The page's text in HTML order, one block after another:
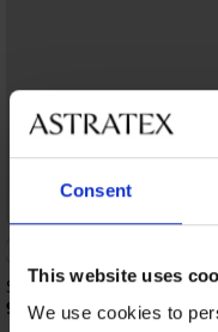
Consent
This website uses
We use cookies to
Simplicity T-Shirt Bra
9 090 Ft